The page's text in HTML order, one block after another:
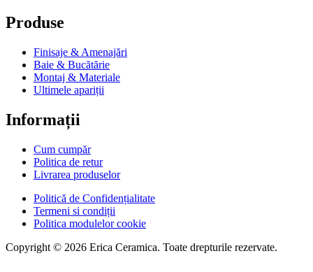
Produse
Finisaje & Amenajări
Baie & Bucătărie
Montaj & Materiale
Ultimele apariții
Informații
Cum cumpăr
Politica de retur
Livrarea produselor
Politică de Confidențialitate
Termeni si condiții
Politica modulelor cookie
Copyright © 2026 Erica Ceramica. Toate drepturile rezervate.